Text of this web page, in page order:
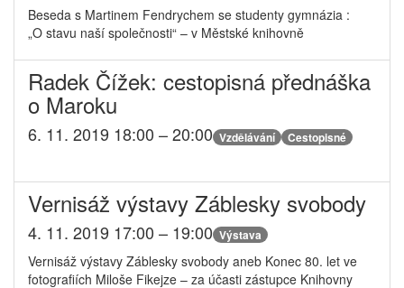
Beseda s Martinem Fendrychem se studenty gymnázia :
„O stavu naší společnosti“ – v Městské knihovně
Radek Čížek: cestopisná přednáška
o Maroku
6. 11. 2019 18:00 – 20:00 Vzdělávání Cestopisné
Vernisáž výstavy Záblesky svobody
4. 11. 2019 17:00 – 19:00 Výstava
Vernisáž výstavy Záblesky svobody aneb Konec 80. let ve
fotografiích Miloše Fikejze – za účasti zástupce Knihovny